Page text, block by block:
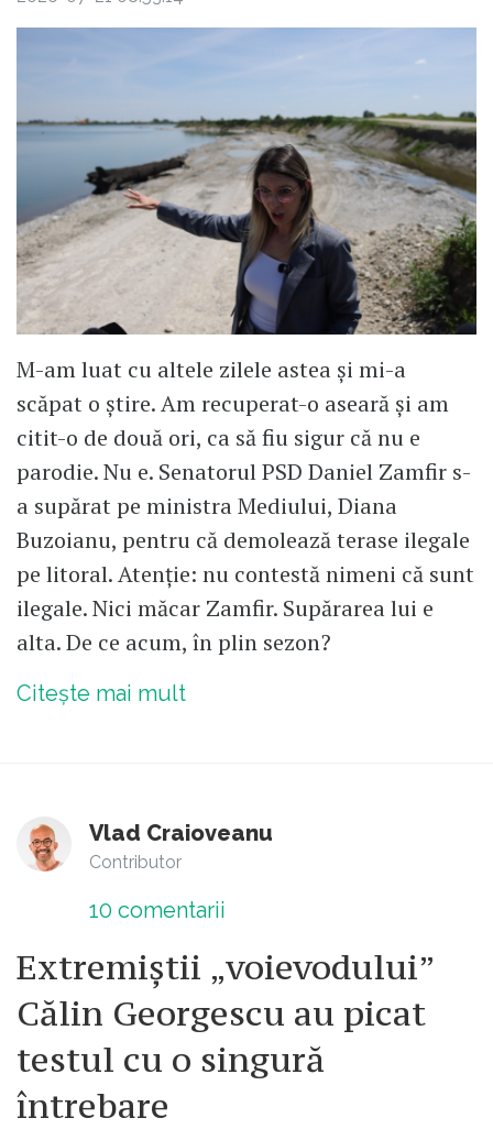
M-am luat cu altele zilele astea și mi-a
scăpat o știre. Am recuperat-o aseară și am
citit-o de două ori, ca să fiu sigur că nu e
parodie. Nu e. Senatorul PSD Daniel Zamfir s-
a supărat pe ministra Mediului, Diana
Buzoianu, pentru că demolează terase ilegale
pe litoral. Atenție: nu contestă nimeni că sunt
ilegale. Nici măcar Zamfir. Supărarea lui e
alta. De ce acum, în plin sezon?
Citește mai mult
Vlad Craioveanu
Contributor
10 comentarii
Extremiștii „voievodului”
Călin Georgescu au picat
testul cu o singură
întrebare